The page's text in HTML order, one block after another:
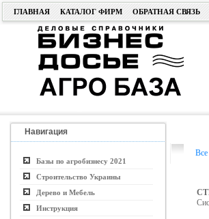
ГЛАВНАЯ КАТАЛОГ ФИРМ ОБРАТНАЯ СВЯЗЬ
Навигация
Базы по агробизнесу 2021
Строительство Украины
Дерево и Мебель
Инструкция